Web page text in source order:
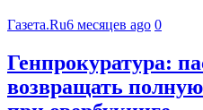
Газета.Ru6 месяцев ago 0
Генпрокуратура:
возвращать